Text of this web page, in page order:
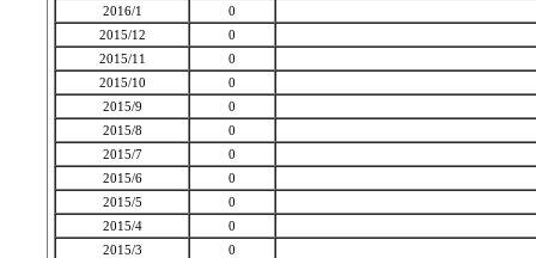
2016/1
0
2015/12
0
2015/11
0
2015/10
0
2015/9
0
2015/8
0
2015/7
0
2015/6
0
2015/5
0
2015/4
0
2015/3
0